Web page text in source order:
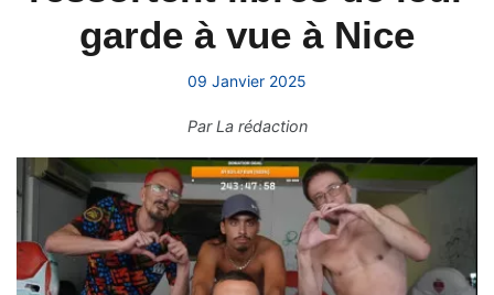
garde à vue à Nice
09 Janvier 2025
ParLa rédaction